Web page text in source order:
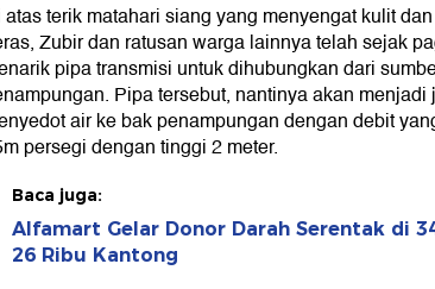
atas terik matahari siang yang menyengat kulit
Zubir dan ratusan warga lainnya telah sejak
pipa transmisi untuk dihubungkan dari
Pipa tersebut, nantinya akan
air ke bak penampungan dengan debit
persegi dengan tinggi 2 meter.
Baca juga:
Alfamart Gelar Donor Darah Serentak di
26 Ribu Kantong